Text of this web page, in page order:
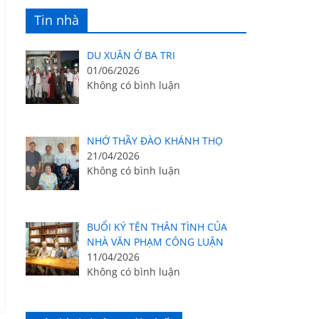
Tin nhà
DU XUÂN Ở BA TRI
01/06/2026
Không có bình luận
NHỚ THẦY ĐÀO KHÁNH THỌ
21/04/2026
Không có bình luận
BUỔI KÝ TÊN THÂN TÌNH CỦA
NHÀ VĂN PHẠM CÔNG LUẬN
11/04/2026
Không có bình luận